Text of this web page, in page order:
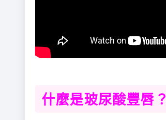
什麼是玻尿酸豐唇？